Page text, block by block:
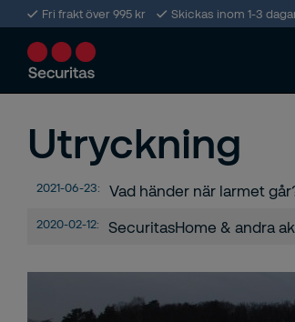
Fri frakt över 995 kr Skickas inom 1-3
Utryckning
2021-06-23: Vad händer när larmet
2020-02-12: SecuritasHome & andra